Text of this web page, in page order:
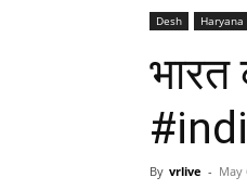
Desh Haryana
भारत
By vrlive - May